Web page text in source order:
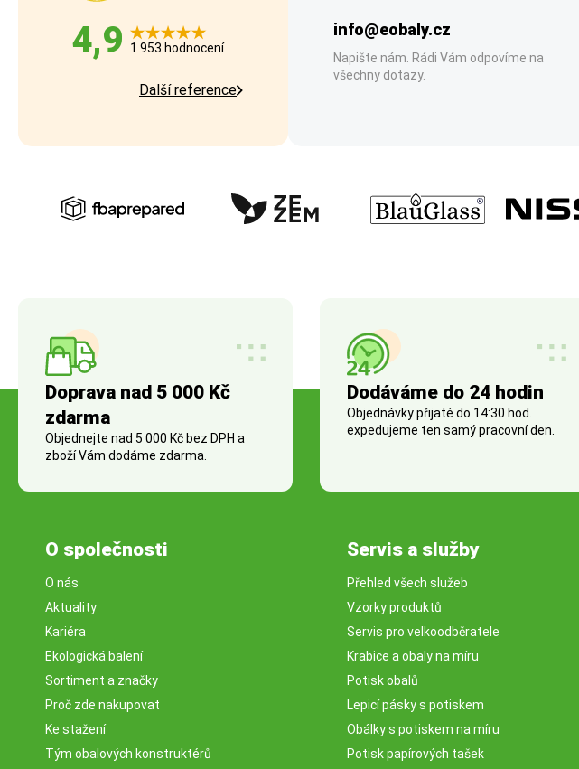
4,9 1 953 hodnocení
Další reference
info@eobaly.cz
Napište nám. Rádi Vám odpovíme na
všechny dotazy.
Doprava nad 5 000 Kč
zdarma
Objednejte nad 5 000 Kč bez DPH a
zboží Vám dodáme zdarma.
Dodáváme do 24 hodin
Objednávky přijaté do 14:30 hod.
expedujeme ten samý pracovní den.
O společnosti
O nás
Aktuality
Kariéra
Ekologická balení
Sortiment a značky
Proč zde nakupovat
Ke stažení
Tým obalových konstruktérů
Servis a služby
Přehled všech služeb
Vzorky produktů
Servis pro velkoodběratele
Krabice a obaly na míru
Potisk obalů
Lepicí pásky s potiskem
Obálky s potiskem na míru
Potisk papírových tašek